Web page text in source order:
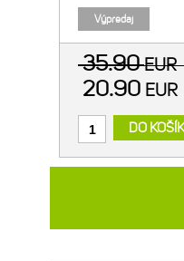
Výpredaj
35.90EUR
20.90 EUR
DO